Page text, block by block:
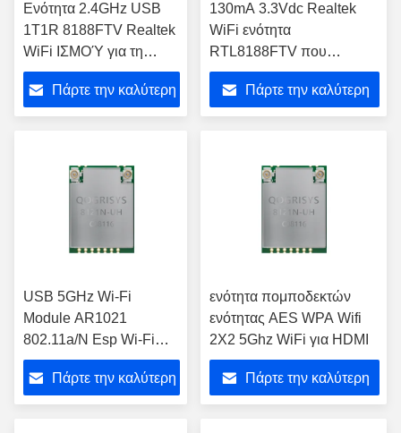
Ενότητα 2.4GHz USB
1T1R 8188FTV Realtek
WiFi ΙΣΜΟΎ για τη
κάμερα IP
Πάρτε την καλύτερη
130mA 3.3Vdc Realtek
WiFi ενότητα
RTL8188FTV που
ενσωματώνεται ειδική
Πάρτε την καλύτερη
USB 5GHz Wi-Fi
Module AR1021
802.11a/N Esp Wi-Fi
Module για μικροελεγκτή
Πάρτε την καλύτερη
ενότητα πομποδεκτών
ενότητας AES WPA Wifi
2X2 5Ghz WiFi για HDMI
Πάρτε την καλύτερη